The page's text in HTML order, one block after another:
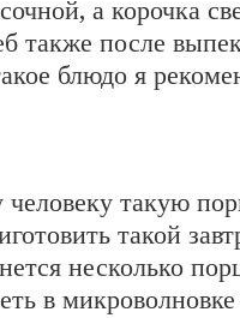
а корочка
также после
блюдо я
такую
такой
несколько
в